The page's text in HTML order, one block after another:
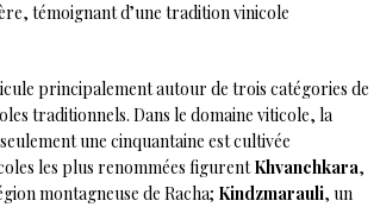
témoignant d’une tradition vinicole
principalement autour de trois catégories de
traditionnels. Dans le domaine viticole, la
une cinquantaine est cultivée
les plus renommées figurentKhvanchkara,
montagneuse de Racha; Kindzmarauli, un